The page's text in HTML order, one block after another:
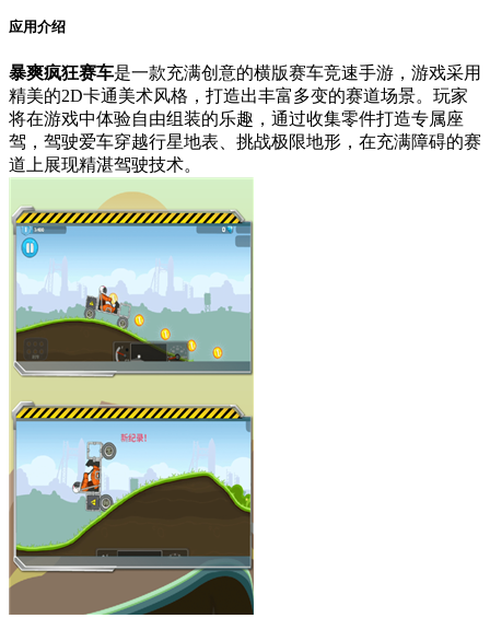
应用介绍
暴爽疯狂赛车是一款充满创意的横版赛车竞速手游，游戏采用
精美的2D卡通美术风格，打造出丰富多变的赛道场景。玩家
将在游戏中体验自由组装的乐趣，通过收集零件打造专属座
驾，驾驶爱车穿越行星地表、挑战极限地形，在充满障碍的赛
道上展现精湛驾驶技术。